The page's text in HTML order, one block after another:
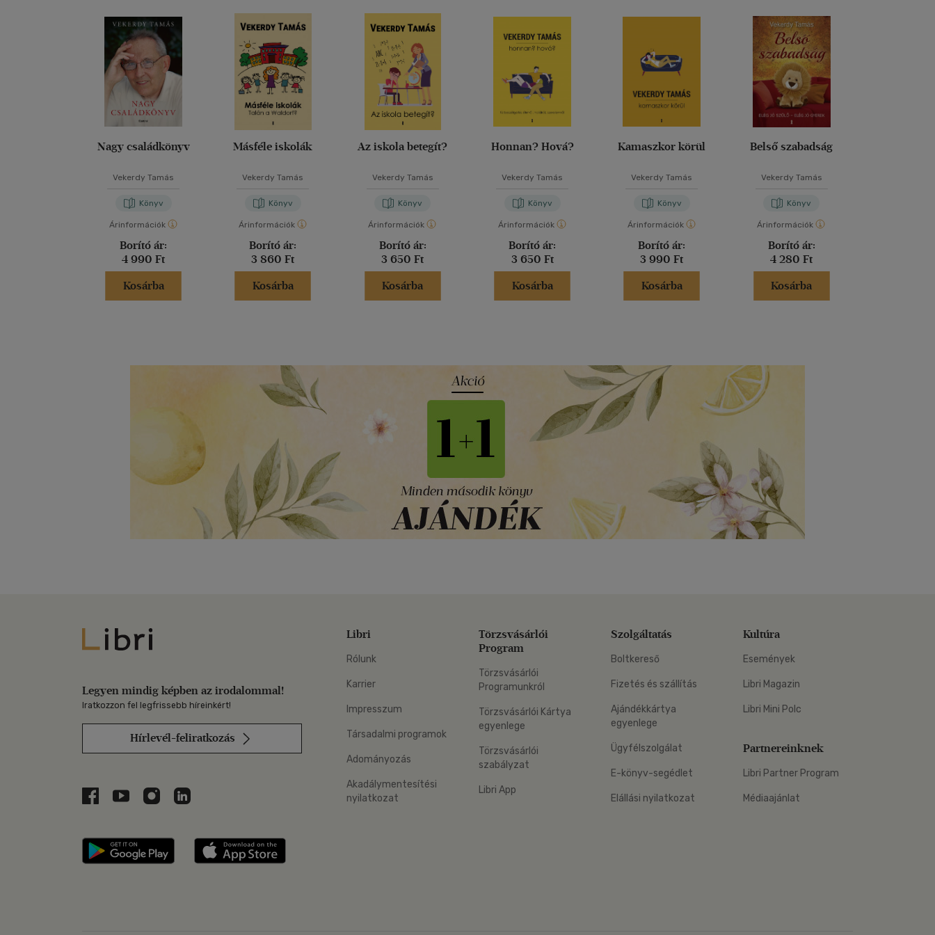
Nagy családkönyv
Vekerdy Tamás
Könyv
Árinformációk
Borító ár:
4 990 Ft
Kosárba
Másféle iskolák
Vekerdy Tamás
Könyv
Árinformációk
Borító ár:
3 860 Ft
Kosárba
Az iskola betegít?
Vekerdy Tamás
Könyv
Árinformációk
Borító ár:
3 650 Ft
Kosárba
Honnan? Hová?
Vekerdy Tamás
Könyv
Árinformációk
Borító ár:
3 650 Ft
Kosárba
Kamaszkor körül
Vekerdy Tamás
Könyv
Árinformációk
Borító ár:
3 990 Ft
Kosárba
Belső szabadság
Vekerdy Tamás
Könyv
Árinformációk
Borító ár:
4 280 Ft
Kosárba
Libri
Legyen mindig képben az irodalommal!
Iratkozzon fel legfrissebb híreinkért!
Hírlevél-feliratkozás
Libri a Facebookon
Libri a Youtube-on
Libri az Instagramon
Libri a LinkedInen
Libri applikáció Szerezd meg: Google Play
Libri
Rólunk
Karrier
Impresszum
Társadalmi programok
Adományozás
Akadálymentesítési
nyilatkozat
Törzsvásárlói
Program
Törzsvásárlói
Programunkról
Törzsvásárlói Kártya
egyenlege
Törzsvásárlói
szabályzat
Libri App
Szolgáltatás
Boltkereső
Fizetés és szállítás
Ajándékkártya
egyenlege
Ügyfélszolgálat
E-könyv-segédlet
Elállási nyilatkozat
Kultúra
Események
Libri Magazin
Libri Mini Polc
Partnereinknek
Libri Partner Program
Médiaajánlat